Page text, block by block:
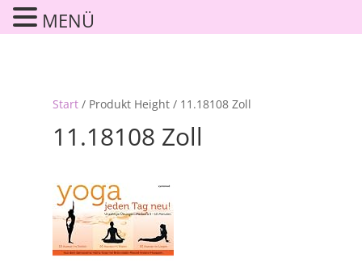
Start/ Produkt Height / 11.18108 Zoll
11.18108 Zoll
MENÜ